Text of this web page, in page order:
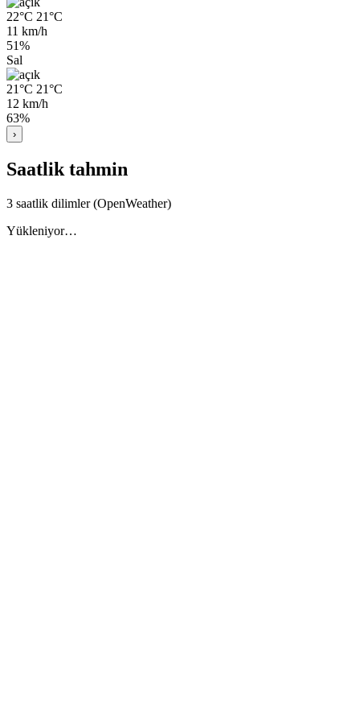
22°C 21°C
11 km/h
51%
Sal
21°C 21°C
12 km/h
63%
›
Saatlik tahmin
3 saatlik dilimler (OpenWeather)
Yükleniyor…